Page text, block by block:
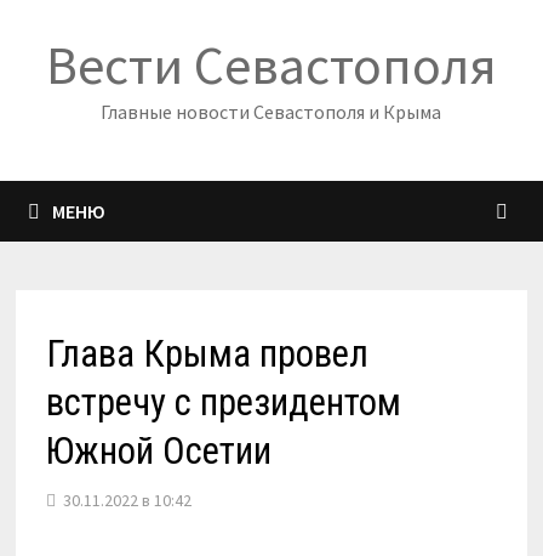
содержимому
Вести Севастополя
Главные новости Севастополя и Крыма
МЕНЮ
Глава Крыма провел
встречу с президентом
Южной Осетии
30.11.2022 в 10:42